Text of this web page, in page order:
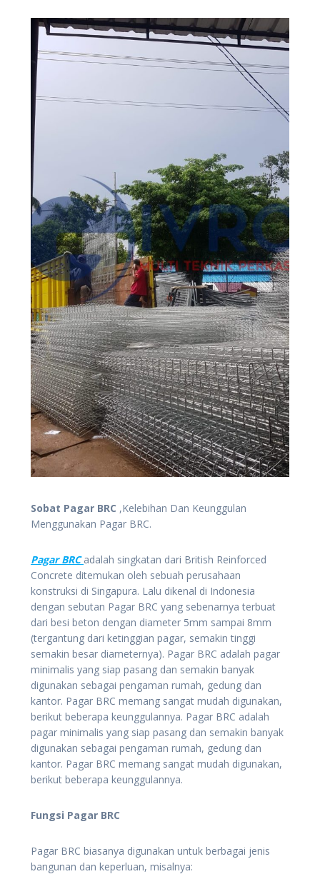
Sobat Pagar BRC ,Kelebihan Dan Keunggulan
Menggunakan Pagar BRC.
Pagar BRC adalah singkatan dari British Reinforced
Concrete ditemukan oleh sebuah perusahaan
konstruksi di Singapura. Lalu dikenal di Indonesia
dengan sebutan Pagar BRC yang sebenarnya terbuat
dari besi beton dengan diameter 5mm sampai 8mm
(tergantung dari ketinggian pagar, semakin tinggi
semakin besar diameternya). Pagar BRC adalah pagar
minimalis yang siap pasang dan semakin banyak
digunakan sebagai pengaman rumah, gedung dan
kantor. Pagar BRC memang sangat mudah digunakan,
berikut beberapa keunggulannya. Pagar BRC adalah
pagar minimalis yang siap pasang dan semakin banyak
digunakan sebagai pengaman rumah, gedung dan
kantor. Pagar BRC memang sangat mudah digunakan,
berikut beberapa keunggulannya.
Fungsi Pagar BRC
Pagar BRC biasanya digunakan untuk berbagai jenis
bangunan dan keperluan, misalnya: